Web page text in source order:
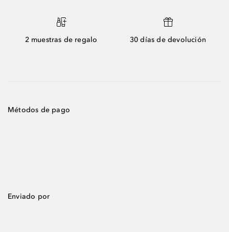
2 muestras de regalo 30 días de devolución
Métodos de pago
Enviado por